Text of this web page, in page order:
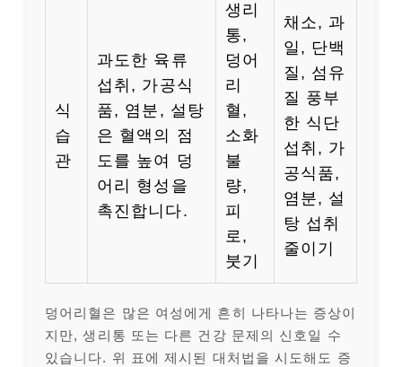
식
습
관
과도한 육류
섭취, 가공식
품, 염분, 설탕
은 혈액의 점
도를 높여 덩
어리 형성을
촉진합니다.
생리
통,
덩어
리
혈,
소화
불
량,
피
로,
붓기
채소, 과
일, 단백
질, 섬유
질 풍부
한 식단
섭취, 가
공식품,
염분, 설
탕 섭취
줄이기
덩어리혈은 많은 여성에게 흔히 나타나는 증상이
지만, 생리통 또는 다른 건강 문제의 신호일 수
있습니다. 위 표에 제시된 대처법을 시도해도 증